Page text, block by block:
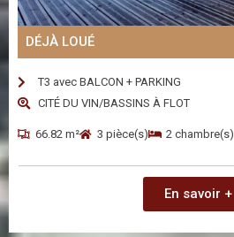
DÉJÀ LOUÉ
T3 avec BALCON + PARKING
CITÉ DU VIN/BASSINS À FLOT
66.82 m² 3 pièce(s) 2 chambre(s)
En savoir +